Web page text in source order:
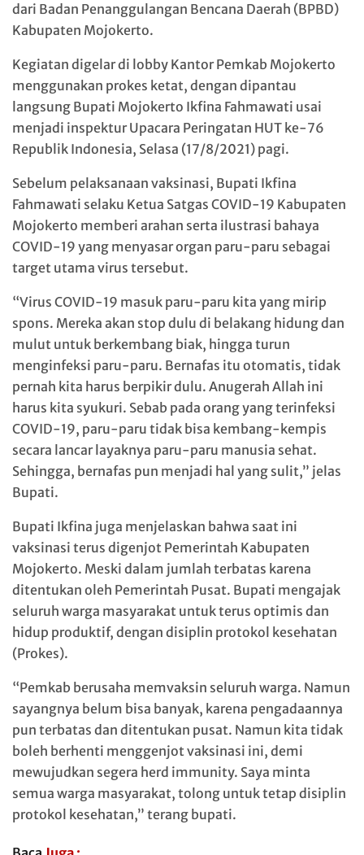
dari Badan Penanggulangan Bencana Daerah (BPBD)
Kabupaten Mojokerto.
Kegiatan digelar di lobby Kantor Pemkab Mojokerto
menggunakan prokes ketat, dengan dipantau
langsung Bupati Mojokerto Ikfina Fahmawati usai
menjadi inspektur Upacara Peringatan HUT ke-76
Republik Indonesia, Selasa (17/8/2021) pagi.
Sebelum pelaksanaan vaksinasi, Bupati Ikfina
Fahmawati selaku Ketua Satgas COVID-19 Kabupaten
Mojokerto memberi arahan serta ilustrasi bahaya
COVID-19 yang menyasar organ paru-paru sebagai
target utama virus tersebut.
“Virus COVID-19 masuk paru-paru kita yang mirip
spons. Mereka akan stop dulu di belakang hidung dan
mulut untuk berkembang biak, hingga turun
menginfeksi paru-paru. Bernafas itu otomatis, tidak
pernah kita harus berpikir dulu. Anugerah Allah ini
harus kita syukuri. Sebab pada orang yang terinfeksi
COVID-19, paru-paru tidak bisa kembang-kempis
secara lancar layaknya paru-paru manusia sehat.
Sehingga, bernafas pun menjadi hal yang sulit,” jelas
Bupati.
Bupati Ikfina juga menjelaskan bahwa saat ini
vaksinasi terus digenjot Pemerintah Kabupaten
Mojokerto. Meski dalam jumlah terbatas karena
ditentukan oleh Pemerintah Pusat. Bupati mengajak
seluruh warga masyarakat untuk terus optimis dan
hidup produktif, dengan disiplin protokol kesehatan
(Prokes).
“Pemkab berusaha memvaksin seluruh warga. Namun
sayangnya belum bisa banyak, karena pengadaannya
pun terbatas dan ditentukan pusat. Namun kita tidak
boleh berhenti menggenjot vaksinasi ini, demi
mewujudkan segera herd immunity. Saya minta
semua warga masyarakat, tolong untuk tetap disiplin
protokol kesehatan,” terang bupati.